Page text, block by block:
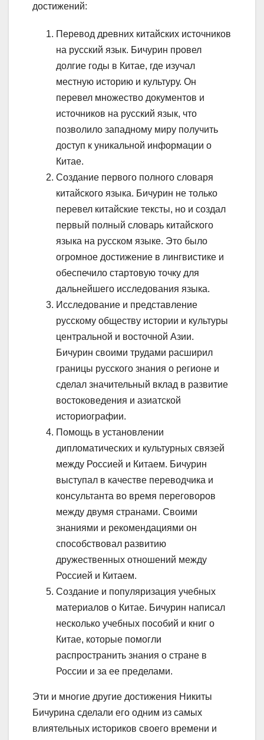
достижений:
Перевод древних китайских источников
на русский язык. Бичурин провел
долгие годы в Китае, где изучал
местную историю и культуру. Он
перевел множество документов и
источников на русский язык, что
позволило западному миру получить
доступ к уникальной информации о
Китае.
Создание первого полного словаря
китайского языка. Бичурин не только
перевел китайские тексты, но и создал
первый полный словарь китайского
языка на русском языке. Это было
огромное достижение в лингвистике и
обеспечило стартовую точку для
дальнейшего исследования языка.
Исследование и представление
русскому обществу истории и культуры
центральной и восточной Азии.
Бичурин своими трудами расширил
границы русского знания о регионе и
сделал значительный вклад в развитие
востоковедения и азиатской
историографии.
Помощь в установлении
дипломатических и культурных связей
между Россией и Китаем. Бичурин
выступал в качестве переводчика и
консультанта во время переговоров
между двумя странами. Своими
знаниями и рекомендациями он
способствовал развитию
дружественных отношений между
Россией и Китаем.
Создание и популяризация учебных
материалов о Китае. Бичурин написал
несколько учебных пособий и книг о
Китае, которые помогли
распространить знания о стране в
России и за ее пределами.
Эти и многие другие достижения Никиты
Бичурина сделали его одним из самых
влиятельных историков своего времени и